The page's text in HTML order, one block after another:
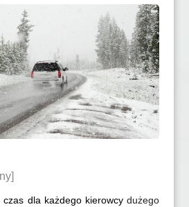
czas dla każdego kierowcydużego